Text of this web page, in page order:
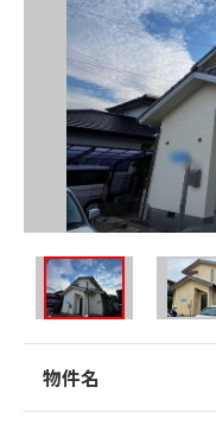
物件名